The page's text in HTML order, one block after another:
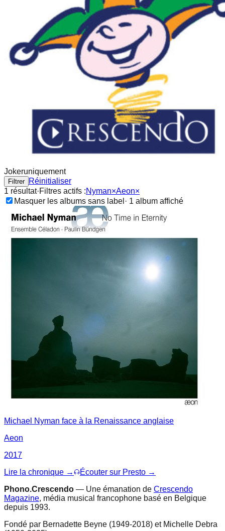
Jokeruniquement
Filtrer
Réinitialiser
1 résultat·Filtres actifs :Nyman×Aeon×
Masquer les albums sans label · 1 album affiché
Michael Nyman face à la Renaissance anglaise
Aeon
2017
Lire la chronique →
Écouter sur Presto →
Phono.Crescendo — Une émanation de Crescendo
Magazine, média musical francophone basé en Belgique
depuis 1993.
Fondé par Bernadette Beyne (1949-2018) et Michelle Debra